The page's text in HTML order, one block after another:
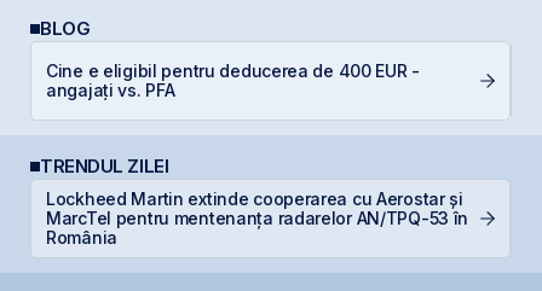
BLOG
Cine e eligibil pentru deducerea de 400 EUR -
angajați vs. PFA
TRENDUL ZILEI
Lockheed Martin extinde cooperarea cu Aerostar și
MarcTel pentru mentenanța radarelor AN/TPQ-53 în
România